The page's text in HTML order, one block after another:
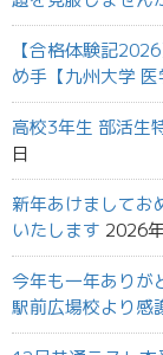
【合格体験記
め手【九州大学 医
高校3年生 部活生
日
新年あけましてお
いたします 2026
今年も一年あり
駅前広場校より感